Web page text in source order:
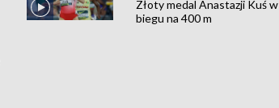
Złoty medal Anastazji Kuś w
biegu na 400 m